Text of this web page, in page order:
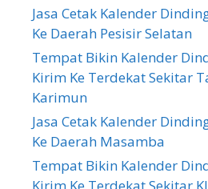
Jasa Cetak Kalender
Ke Daerah Pesisir Selatan
Tempat Bikin Kalender
Kirim Ke Terdekat Sekitar
Karimun
Jasa Cetak Kalender
Ke Daerah Masamba
Tempat Bikin Kalender
Kirim Ke Terdekat Sekitar